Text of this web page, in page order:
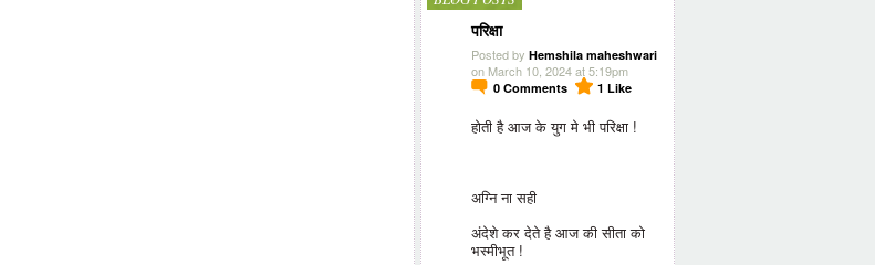
परिक्षा
Posted by Hemshila maheshwari
on March 10, 2024 at 5:19pm
0 Comments 1 Like
होती है आज के युग मे भी परिक्षा !
अग्नि ना सही
अंदेशे कर देते है आज की सीता को
भस्मीभूत !